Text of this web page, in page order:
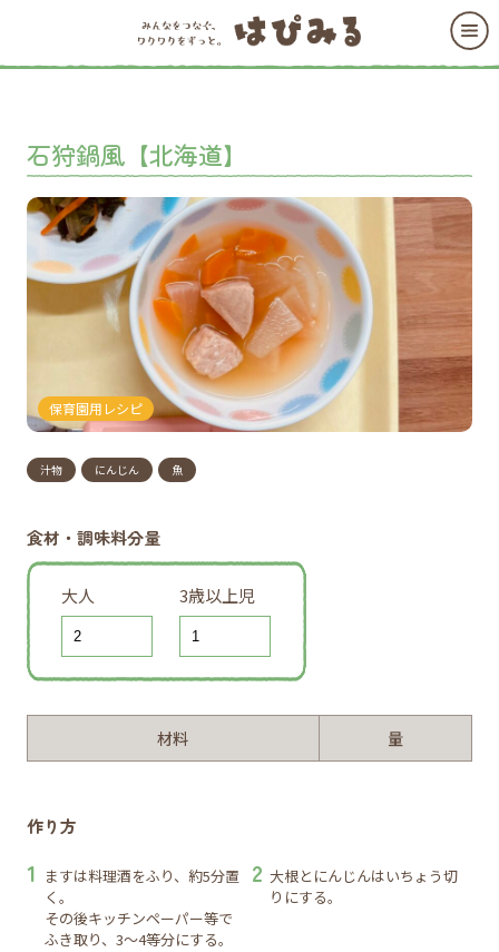
石狩鍋風【北海道】
保育園用レシピ
汁物 にんじん 魚
食材・調味料分量
大人 3歳以上児
材料 量
作り方
ますは料理酒をふり、約5分置
く。
その後キッチンペーパー等で
ふき取り、3～4等分にする。
大根とにんじんはいちょう切
りにする。